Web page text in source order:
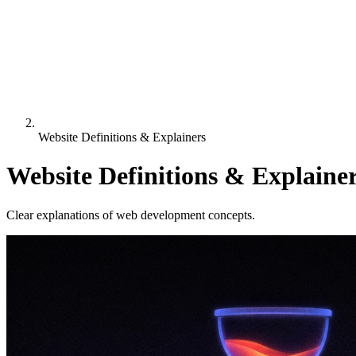
Website Definitions & Explainers
Website Definitions &
Clear explanations of web development concepts.